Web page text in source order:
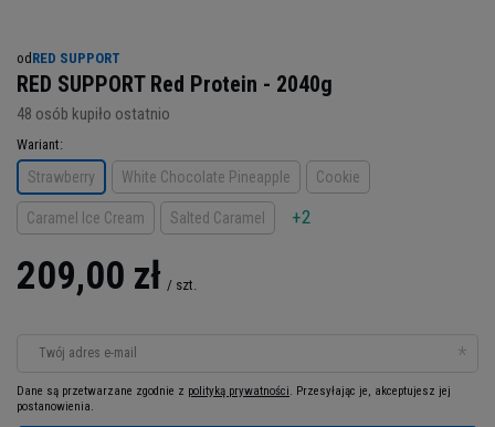
od RED SUPPORT
RED SUPPORT Red Protein - 2040g
48 osób kupiło ostatnio
Wariant
Strawberry White Chocolate Pineapple Cookie
Caramel Ice Cream Salted Caramel +2
209,00 zł / szt.
Twój adres e-mail
Dane są przetwarzane zgodnie z polityką prywatności. Przesyłając je, akceptujesz jej
postanowienia.